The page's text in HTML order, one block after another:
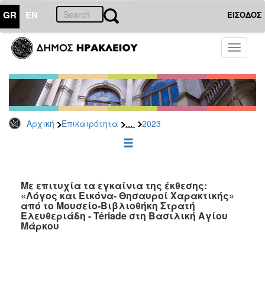
GR EN ΕΙΣΟΔΟΣ
Toggle
Αρχική Επικαιρότητα ... 2023
ΕΠΙΚΑΙΡΟΤΗΤΑ
Τύπου
Αρχείο
2026
2025
2022
2021
2020
Με επιτυχία τα εγκαίνια της έκθεσης:
«Λόγος και Εικόνα- Θησαυροί Χαρακτικής»
από το Μουσείο-Βιβλιοθήκη Στρατή
Ελευθεριάδη - Tériade στη Βασιλική Αγίου
Μάρκου